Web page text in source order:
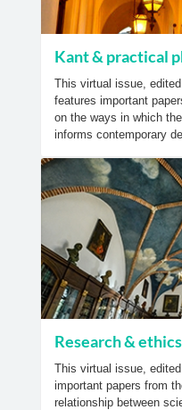
Kant & practical
This virtual issue,
features important
on the ways in which
informs contemporary
Research & ethics
This virtual issue,
important papers from
relationship between